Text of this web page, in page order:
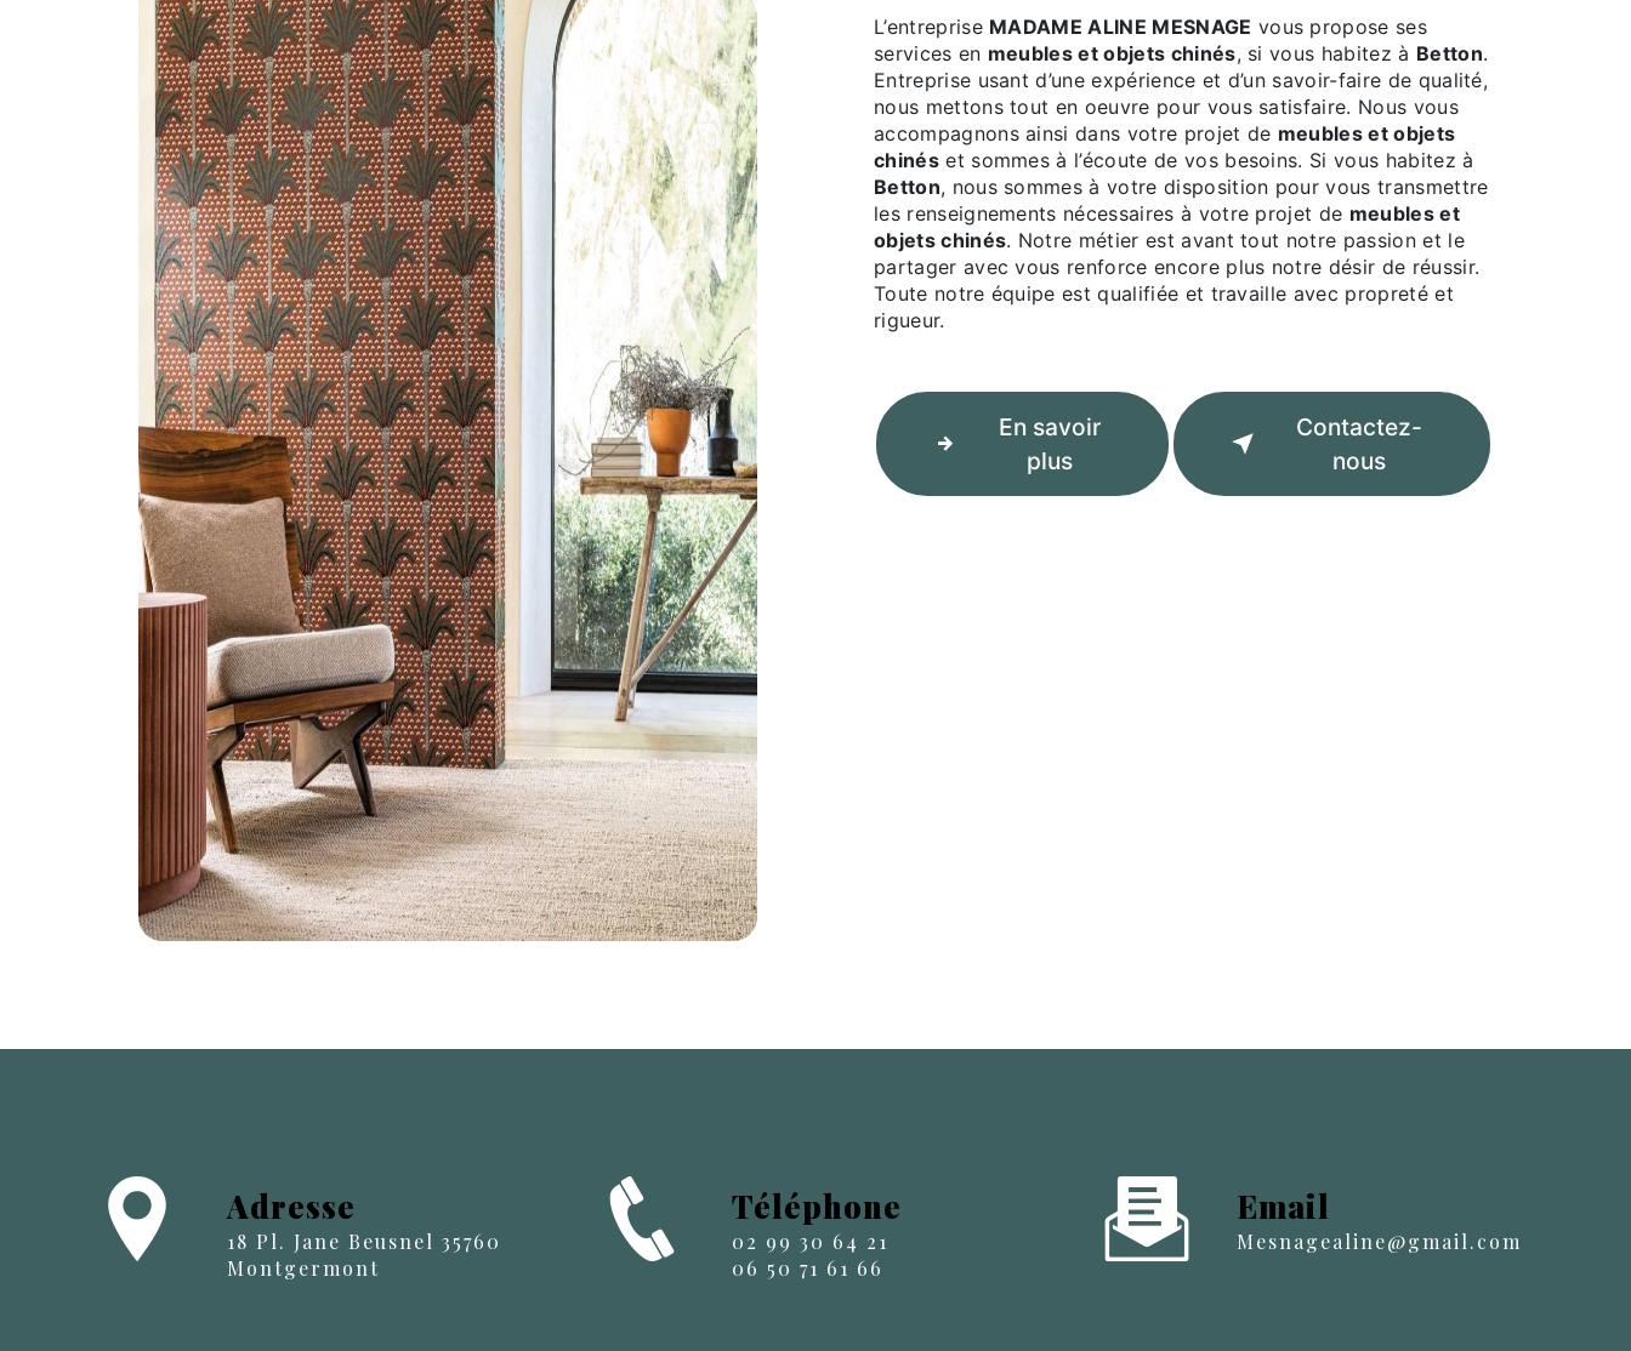
L’entreprise MADAME ALINE MESNAGE vous propose ses
services en meubles et objets chinés, si vous habitez à Betton.
Entreprise usant d’une expérience et d’un savoir-faire de qualité,
nous mettons tout en oeuvre pour vous satisfaire. Nous vous
accompagnons ainsi dans votre projet de meubles et objets
chinéset sommes à l’écoute de vos besoins. Si vous habitez à
Betton, nous sommes à votre disposition pour vous transmettre
les renseignements nécessaires à votre projet de meubles et
objets chinés. Notre métier est avant tout notre passion et le
partager avec vous renforce encore plus notre désir de réussir.
Toute notre équipe est qualifiée et travaille avec propreté et
rigueur.
En savoir
plus
Contactez-
nous
Adresse
18 Pl. Jane Beusnel 35760
Montgermont
Téléphone
02 99 30 64 21
06 50 71 61 66
Email
mesnagealine@gmail.com